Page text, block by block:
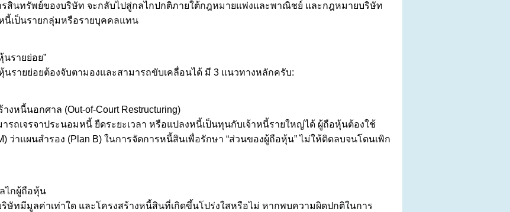
สินทรัพย์ของบริษัท จะกลับไปสู่กลไกปกติภายใต้กฎหมายแพ่งและพาณิชย์ และกฎหมายบริษัท
นี้เป็นรายกลุ่มหรือรายบุคคลแทน
นรายย่อย”
นรายย่อยต้องจับตามองและสามารถขับเคลื่อนได้ มี 3 แนวทางหลักครับ:
งหนี้นอกศาล (Out-of-Court Restructuring)
รถเจรจาประนอมหนี้ ยืดระยะเวลา หรือแปลงหนี้เป็นทุนกับเจ้าหนี้รายใหญ่ได้ ผู้ถือหุ้นต้องใช้
ว่าแผนสำรอง (Plan B) ในการจัดการหนี้สินเพื่อรักษา “ส่วนของผู้ถือหุ้น” ไม่ให้ติดลบจนโดนเพิก
ไกผู้ถือหุ้น
ษัทมีมูลค่าเท่าใด และโครงสร้างหนี้สินที่เกิดขึ้นโปร่งใสหรือไม่ หากพบความผิดปกติในการ